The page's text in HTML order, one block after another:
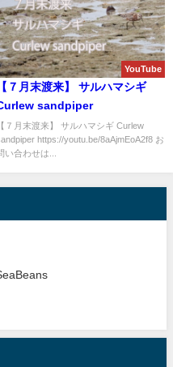
YouTube
【７月末渡来】 サルハマシギ
sandpiper
【７月末渡来】 サルハマシギ Curlew
https://youtu.be/8aAjmEoA2f8 お
い合わせは...